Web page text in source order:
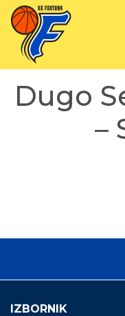
Dugo
–
IZBORNIK